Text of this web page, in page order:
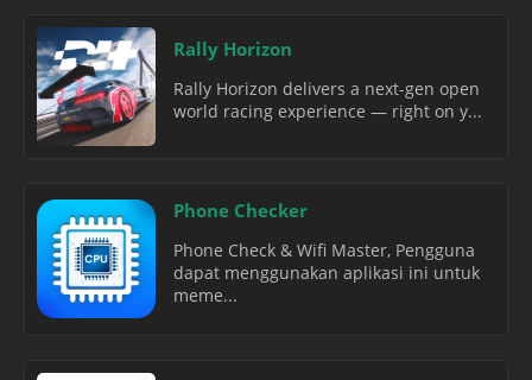
Rally Horizon
Rally Horizon delivers a next-gen open
world racing experience — right on y...
Phone Checker
Phone Check & Wifi Master, Pengguna
dapat menggunakan aplikasi ini untuk
meme...